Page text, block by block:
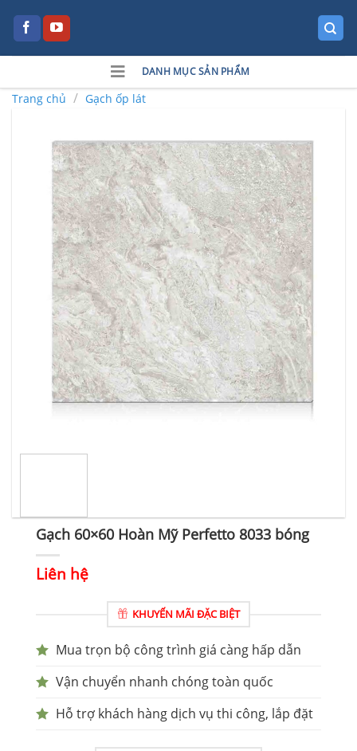
DANH MỤC SẢN PHẨM
Trang chủ / Gạch ốp lát
Gạch 60×60 Hoàn Mỹ Perfetto 8033 bóng
Liên hệ
KHUYẾN MÃI ĐẶC BIỆT
Mua trọn bộ công trình giá càng hấp dẫn
Vận chuyển nhanh chóng toàn quốc
Hỗ trợ khách hàng dịch vụ thi công, lắp đặt